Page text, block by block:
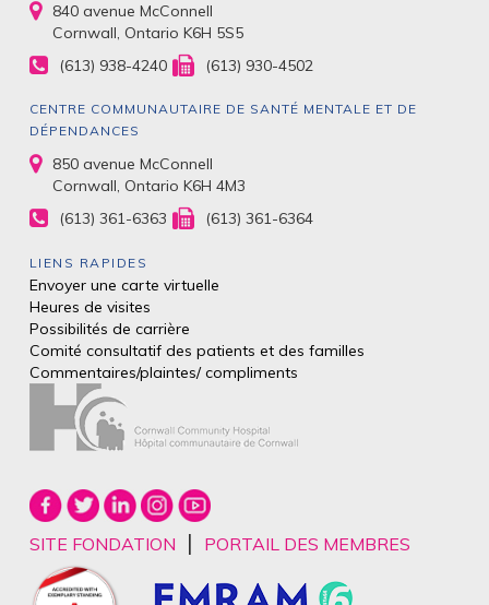
840 avenue McConnell
Cornwall, Ontario K6H 5S5
(613) 938-4240
(613) 930-4502
CENTRE COMMUNAUTAIRE DE SANTÉ MENTALE ET DE
DÉPENDANCES
850 avenue McConnell
Cornwall, Ontario K6H 4M3
(613) 361-6363
(613) 361-6364
LIENS RAPIDES
Envoyer une carte virtuelle
Heures de visites
Possibilités de carrière
Comité consultatif des patients et des familles
Commentaires/plaintes/compliments
SITE FONDATION | PORTAIL DES MEMBRES